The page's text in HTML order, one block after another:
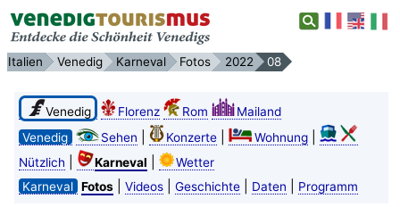
Italien Venedig Karneval Fotos 2022 08
Venedig Florenz Rom
Mailand
Venedig
Sehen Konzerte| Wohnung|
Nützlich Karneval
Wetter
Karneval Fotos| Videos| Geschichte| Daten Programm